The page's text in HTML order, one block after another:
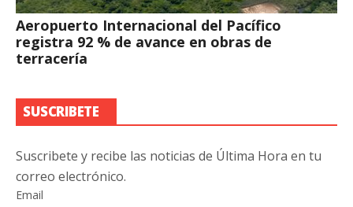
Aeropuerto Internacional del Pacífico
registra 92 % de avance en obras de
terracería
SUSCRIBETE
Suscribete y recibe las noticias de Última Hora en tu
correo electrónico.
Email